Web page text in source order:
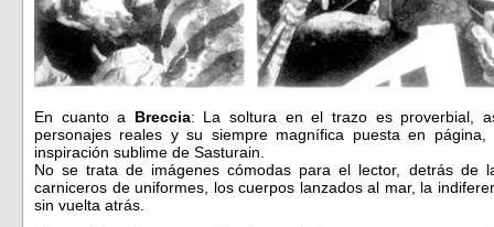
En cuanto a Breccia: La soltura en el trazo es proverbial,
personajes reales y su siempre magnífica puesta en
inspiración sublime de Sasturain.
No se trata de imágenes cómodas para el lector, detrás de
carniceros de uniformes, los cuerpos lanzados al mar, la
sin vuelta atrás.